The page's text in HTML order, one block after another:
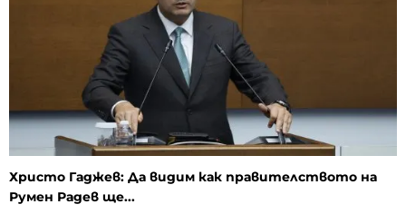
Христо Гаджев: Да видим как правителството на
Румен Радев ще...